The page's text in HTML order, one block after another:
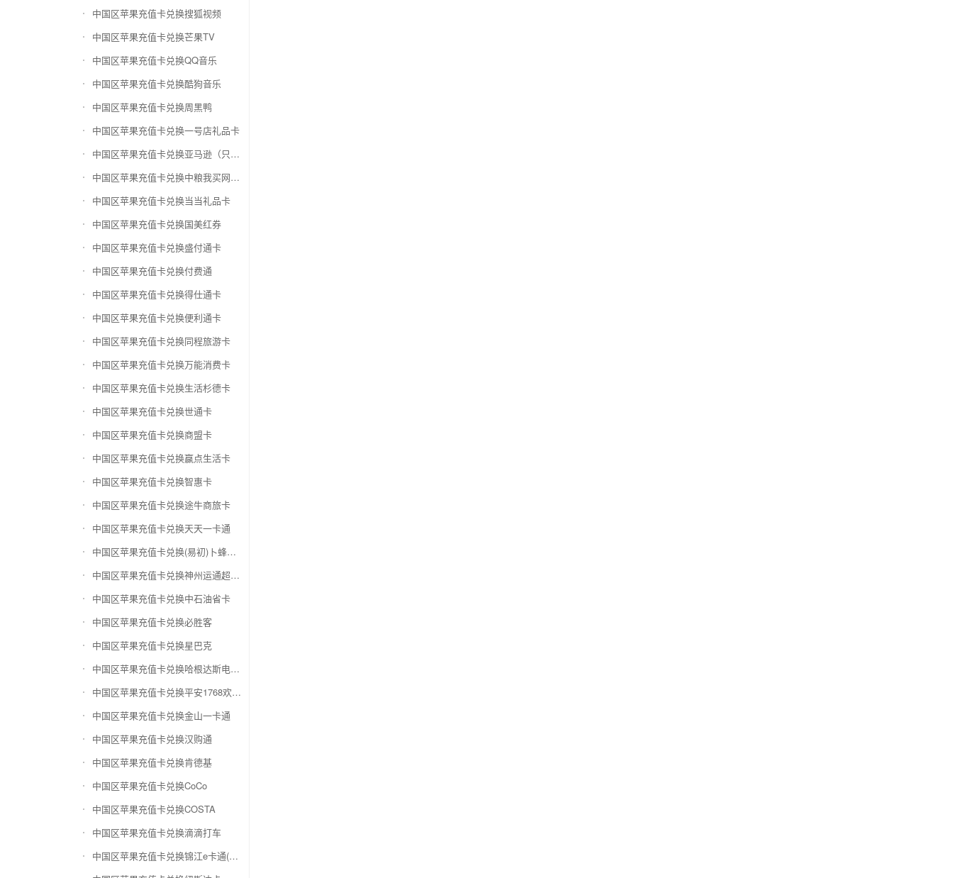
中国区苹果充值卡兑换搜狐视频
中国区苹果充值卡兑换芒果TV
中国区苹果充值卡兑换QQ音乐
中国区苹果充值卡兑换酷狗音乐
中国区苹果充值卡兑换周黑鸭
中国区苹果充值卡兑换一号店礼品卡
中国区苹果充值卡兑换亚马逊（只要实体卡）
中国区苹果充值卡兑换中粮我买网礼品卡
中国区苹果充值卡兑换当当礼品卡
中国区苹果充值卡兑换国美红券
中国区苹果充值卡兑换盛付通卡
中国区苹果充值卡兑换付费通
中国区苹果充值卡兑换得仕通卡
中国区苹果充值卡兑换便利通卡
中国区苹果充值卡兑换同程旅游卡
中国区苹果充值卡兑换万能消费卡
中国区苹果充值卡兑换生活杉德卡
中国区苹果充值卡兑换世通卡
中国区苹果充值卡兑换商盟卡
中国区苹果充值卡兑换赢点生活卡
中国区苹果充值卡兑换智惠卡
中国区苹果充值卡兑换途牛商旅卡
中国区苹果充值卡兑换天天一卡通
中国区苹果充值卡兑换(易初)卜蜂莲花礼品卡
中国区苹果充值卡兑换神州运通超级卡(运通网购卡)
中国区苹果充值卡兑换中石油省卡
中国区苹果充值卡兑换必胜客
中国区苹果充值卡兑换星巴克
中国区苹果充值卡兑换哈根达斯电子券
中国区苹果充值卡兑换平安1768欢乐豆
中国区苹果充值卡兑换金山一卡通
中国区苹果充值卡兑换汉购通
中国区苹果充值卡兑换肯德基
中国区苹果充值卡兑换CoCo
中国区苹果充值卡兑换COSTA
中国区苹果充值卡兑换滴滴打车
中国区苹果充值卡兑换锦江e卡通(锦江一卡通)